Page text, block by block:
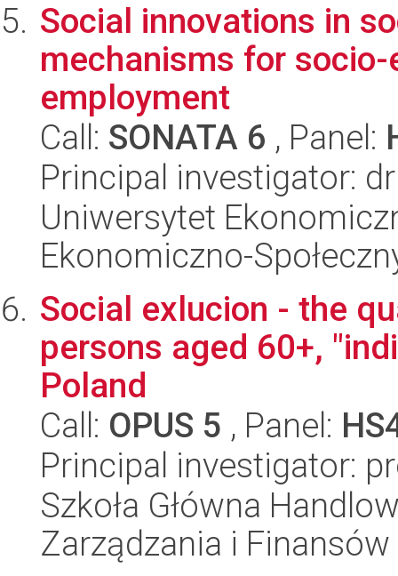
Social innovations in
mechanisms for
employment
Call: SONATA 6 , Panel:
Principal investigator:
Uniwersytet
Ekonomiczno-
Social exlucion - the
persons aged 60+,
Poland
Call: OPUS 5 , Panel:
Principal investigator:
Szkoła Główna
Zarządzania i Finansów